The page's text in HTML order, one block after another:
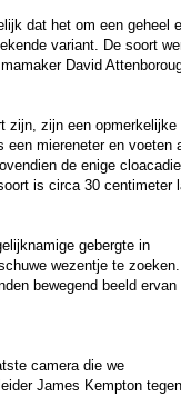
dat het om een geheel
variant. De soort
David
zijn, zijn een opmerkelijke
miereneter en voeten
de enige
is circa 30 centimeter
gebergte in
wezentje te
bewegend beeld ervan
camera die we
James Kempton